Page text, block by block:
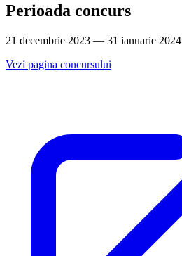
Perioada concurs
21 decembrie 2023 — 31 ianuarie 2024
Vezi pagina concursului